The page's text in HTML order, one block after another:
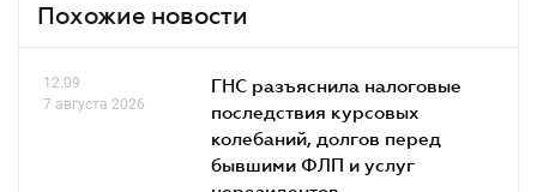
Похожие новости
12.09
7 августа 2026
ГНС разъяснила налоговые
последствия курсовых
колебаний, долгов перед
бывшими ФЛП и услуг